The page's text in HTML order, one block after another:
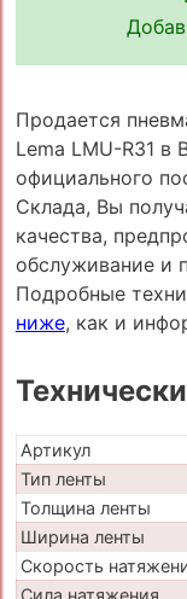
Продается
Lema LMU-R31 в
официального
Склада, Вы
качества,
обслуживание и
Подробные
ниже, как и
Артикул
Тип ленты
Толщина ленты
Ширина ленты
Скорость
Сила натяжения